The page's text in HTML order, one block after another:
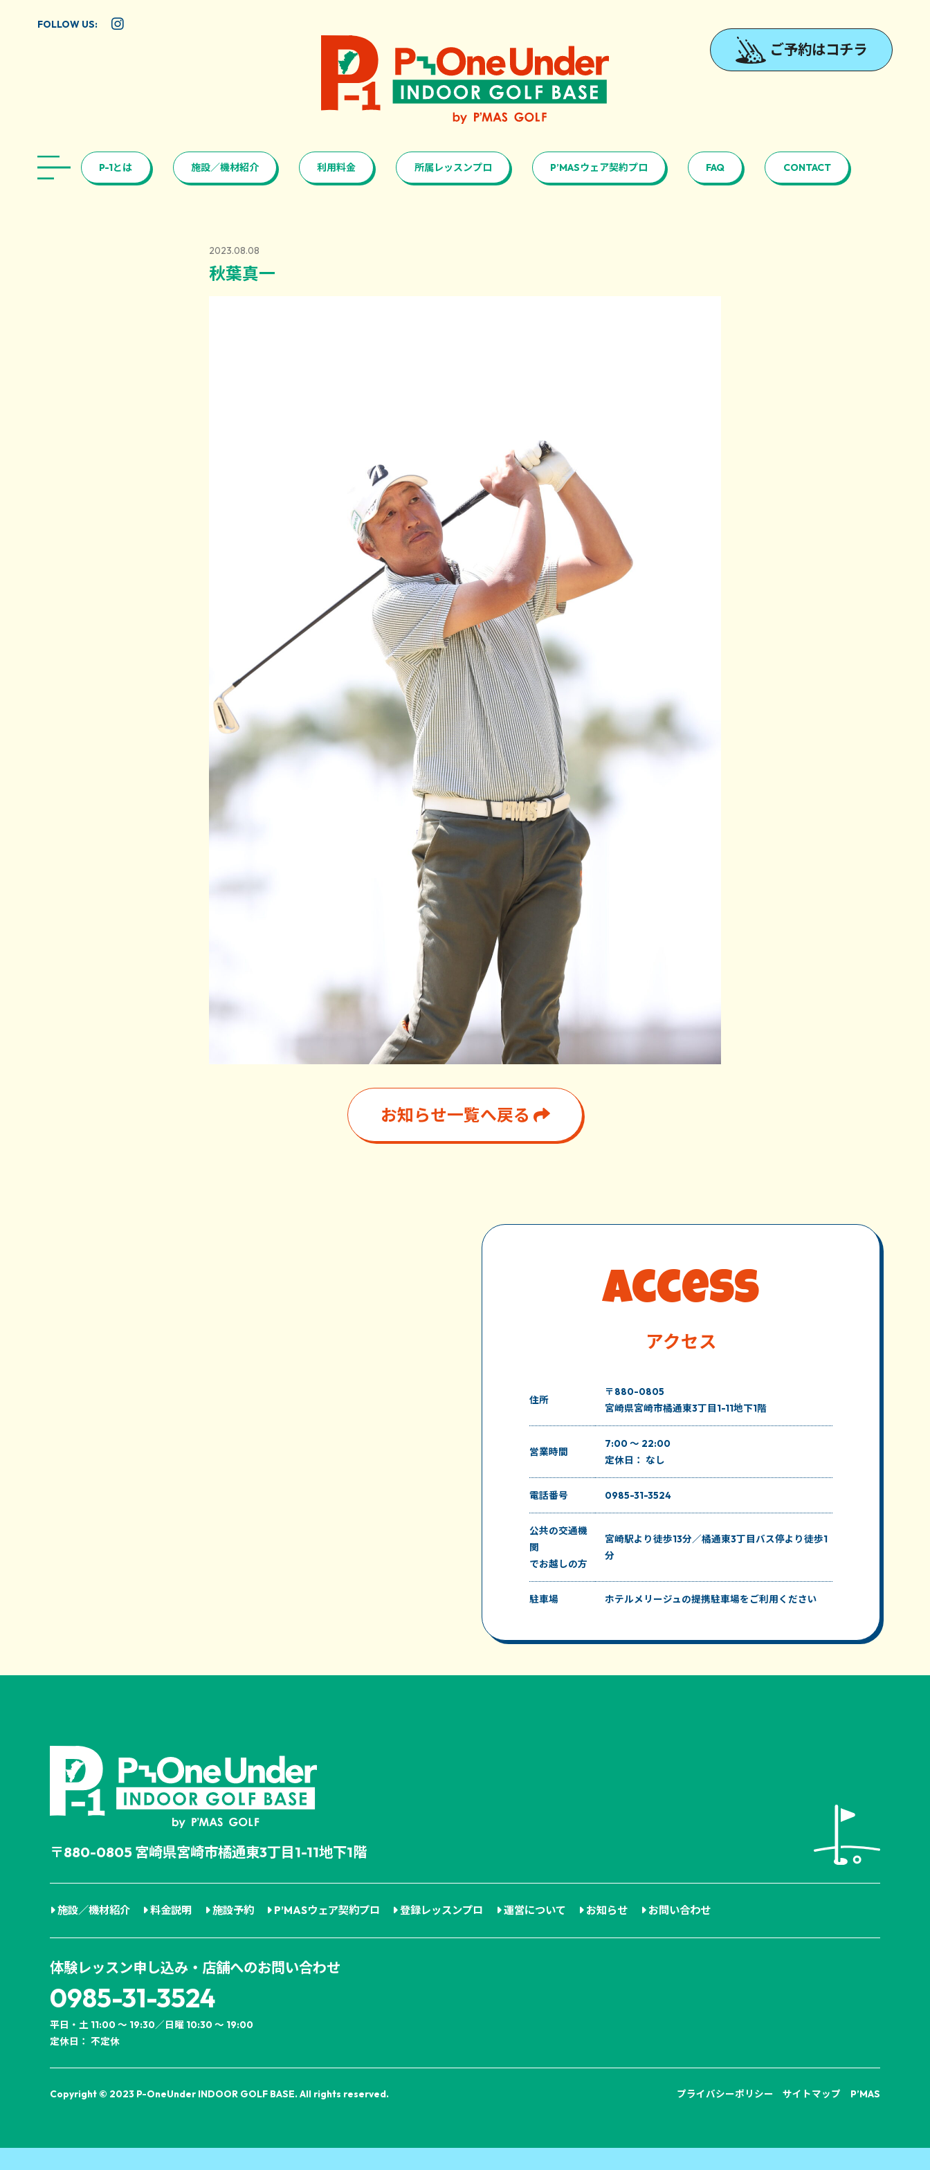
P-1とは 施設／機材紹介 利用料金 所属レッスンプロ P’MASウェア契約プロ FAQ CONTACT
FOLLOW US:
ご予約はコチラ
2023.08.08
秋葉真一
お知らせ一覧へ戻る
Access
アクセス
住所
〒880-0805
宮崎県宮崎市橘通東3丁目1-11地下1階
営業時間
7:00 ～ 22:00
定休日： なし
電話番号 0985-31-3524
公共の交通機
関
でお越しの方
宮崎駅より徒歩13分／橘通東3丁目バス停より徒歩1
分
駐車場 ホテルメリージュの提携駐車場をご利用ください
〒880-0805 宮崎県宮崎市橘通東3丁目1-11地下1階
施設／機材紹介 料金説明 施設予約 P’MASウェア契約プロ 登録レッスンプロ 運営について お知らせ お問い合わせ
体験レッスン申し込み・店舗へのお問い合わせ
0985-31-3524
平日・土 11:00 ～ 19:30／日曜 10:30 ～ 19:00
定休日： 不定休
プライバシーポリシー サイトマップ P’MAS
Copyright © 2023 P-OneUnder INDOOR GOLF BASE. All rights reserved.